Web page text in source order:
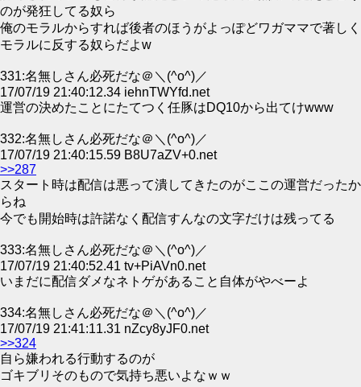
のが発狂してる奴ら
俺のモラルからすれば後者のほうがよっぽどワガママで著しく
モラルに反する奴らだよw
331:名無しさん必死だな＠＼(^o^)／
17/07/19 21:40:12.34 iehnTWYfd.net
運営の決めたことにたてつく任豚はDQ10から出てけwww
332:名無しさん必死だな＠＼(^o^)／
17/07/19 21:40:15.59 B8U7aZV+0.net
>>287
スタート時は配信は悪って潰してきたのがここの運営だったか
らね
今でも開始時は許諾なく配信すんなの文字だけは残ってる
333:名無しさん必死だな＠＼(^o^)／
17/07/19 21:40:52.41 tv+PiAVn0.net
いまだに配信ダメなネトゲがあること自体がやべーよ
334:名無しさん必死だな＠＼(^o^)／
17/07/19 21:41:11.31 nZcy8yJF0.net
>>324
自ら嫌われる行動するのが
ゴキブリそのもので気持ち悪いよなｗｗ